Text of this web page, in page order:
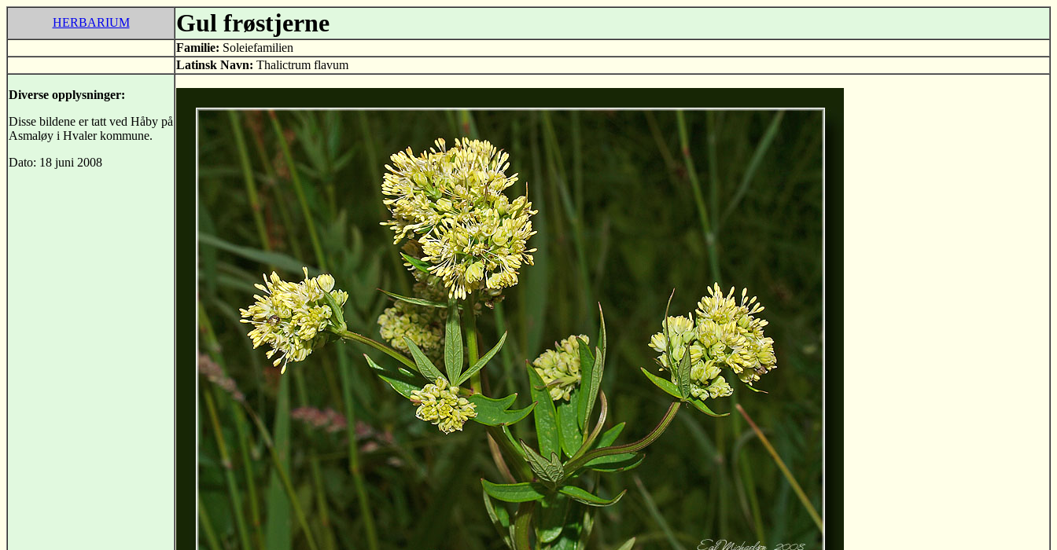
HERBARIUM Gul frøstjerne
Familie: Soleiefamilien
Latinsk Navn: Thalictrum flavum
Diverse opplysninger:
Disse bildene er tatt ved Håby på
Asmaløy i Hvaler kommune.
Dato: 18 juni 2008